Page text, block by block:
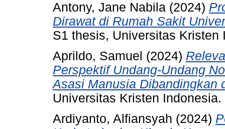
Antony, Jane Nabila (2024)
Dirawat di Rumah Sakit
S1 thesis, Universitas Kristen
Aprildo, Samuel (2024)
Perspektif Undang-Undang
Asasi Manusia Dibandingkan
Universitas Kristen Indonesia.
Ardiyanto, Alfiansyah (2024)